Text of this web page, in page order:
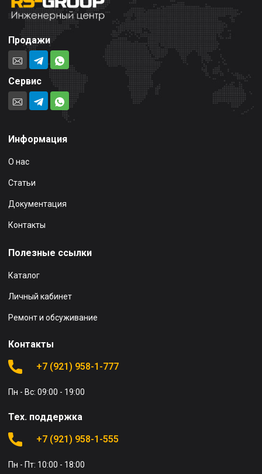
Продажи
Сервис
Информация
О нас
Статьи
Документация
Контакты
Полезные ссылки
Каталог
Личный кабинет
Ремонт и обсуживание
Контакты
+7 (921) 958-1-777
Пн - Вс: 09:00 - 19:00
Тех. поддержка
+7 (921) 958-1-555
Пн - Пт: 10:00 - 18:00